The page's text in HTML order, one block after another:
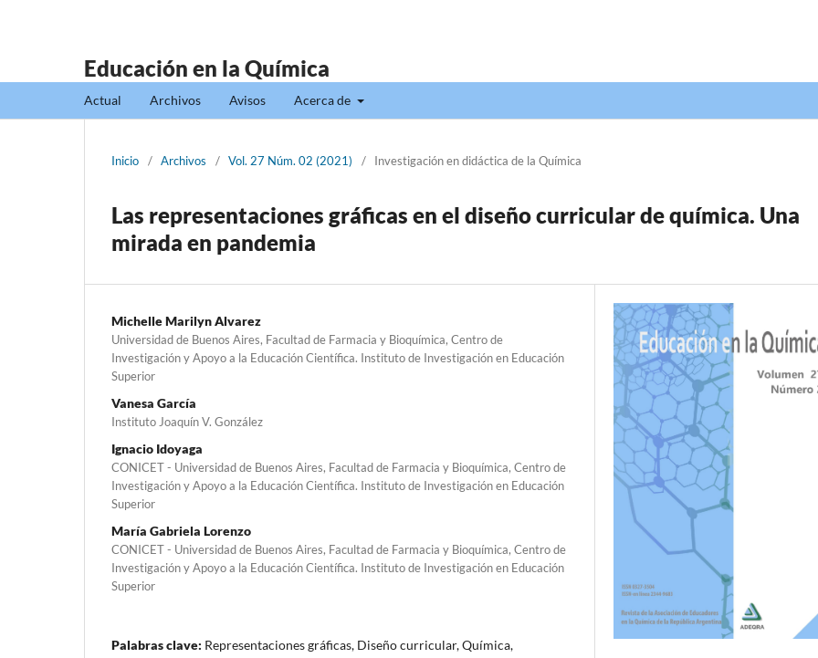
Educación en la Química
Actual Archivos Avisos Acerca de
Inicio / Archivos / Vol. 27 Núm. 02 (2021) / Investigación en didáctica de la Química
Las representaciones gráficas en el diseño curricular de química. Una
mirada en pandemia
Michelle Marilyn Alvarez
Universidad de Buenos Aires, Facultad de Farmacia y Bioquímica, Centro de
Investigación y Apoyo a la Educación Científica. Instituto de Investigación en Educación
Superior
Vanesa García
Instituto Joaquín V. González
Ignacio Idoyaga
CONICET - Universidad de Buenos Aires, Facultad de Farmacia y Bioquímica, Centro de
Investigación y Apoyo a la Educación Científica. Instituto de Investigación en Educación
Superior
María Gabriela Lorenzo
CONICET - Universidad de Buenos Aires, Facultad de Farmacia y Bioquímica, Centro de
Investigación y Apoyo a la Educación Científica. Instituto de Investigación en Educación
Superior
Palabras clave: Representaciones gráficas, Diseño curricular, Química,